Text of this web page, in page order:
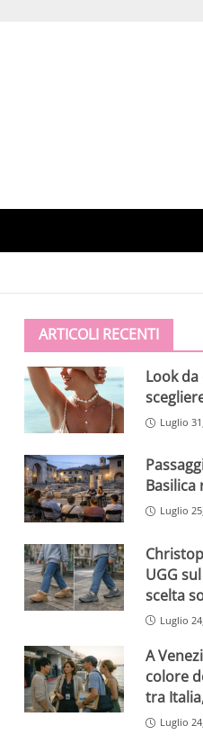
ARTICOLI RECENTI
Look
Luglio
Luglio
UGG
scelta
Luglio
A
colore
tra
Luglio